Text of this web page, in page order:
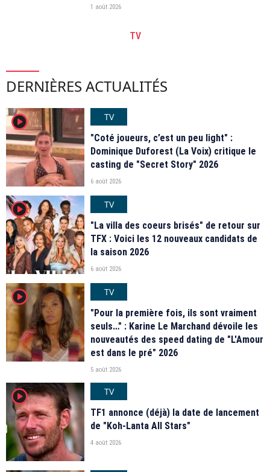
1 août 2026
TV
DERNIÈRES ACTUALITÉS
player2
TV
"Coté joueurs, c’est un peu light" :
Dominique Duforest (La Voix) critique le
casting de "Secret Story" 2026
6 août 2026
player2
TV
"La villa des coeurs brisés" de retour sur
TFX : Voici les 12 nouveaux candidats de
la saison 2026
6 août 2026
player2
TV
"Pour la première fois, ils sont vraiment
seuls…" : Karine Le Marchand dévoile les
nouveautés des speed dating de "L'Amour
est dans le pré" 2026
5 août 2026
player2
TV
TF1 annonce (déjà) la date de lancement
de "Koh-Lanta All Stars"
4 août 2026